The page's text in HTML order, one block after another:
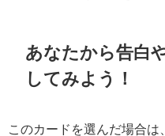
あなたから告白
してみよう！
このカードを選んだ場合は